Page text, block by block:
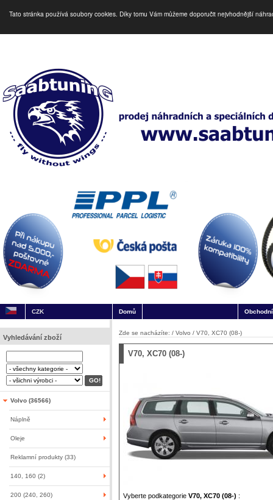
Tato stránka používá soubory cookies. Díky tomu Vám můžeme doporučit nejvhodnější
CZK Domů
Vyhledávání zboží
Volvo (36566)
Náplně
Oleje
Reklamní produkty (33)
140, 160 (2)
200 (240, 260)
Zde se nacházíte: / Volvo / V70, XC70 (08-)
V70, XC70 (08-)
Vyberte podkategorie V70, XC70 (08-) :